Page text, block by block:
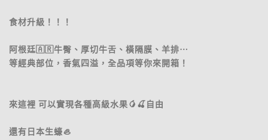
食材升級！！！
阿根廷🇦🇷牛臀、厚切牛舌、橫隔膜、羊排⋯
等經典部位，香氣四溢，全品項等你來開箱！
來這裡 可以實現各種高級水果🥭🍒自由
還有日本生蠔🦪